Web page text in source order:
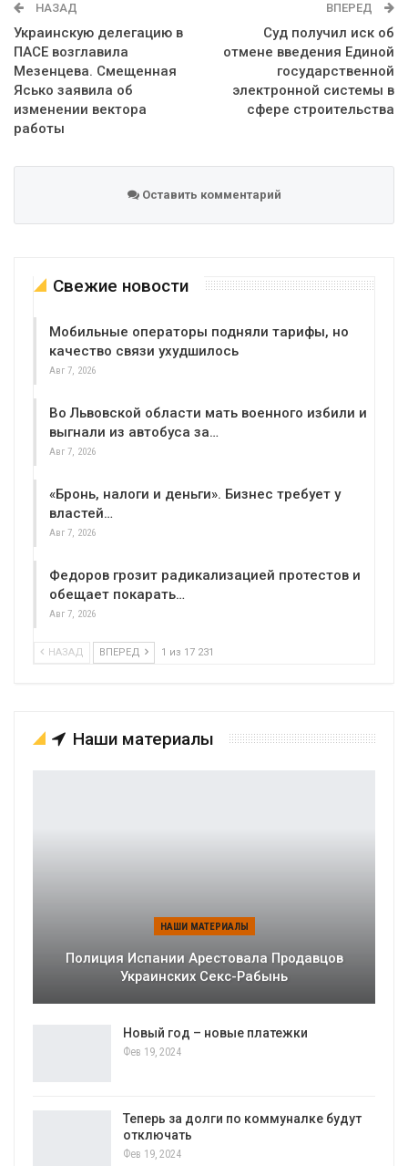
НАЗАД
Украинскую делегацию в
ПАСЕ возглавила
Мезенцева. Смещенная
Ясько заявила об
изменении вектора
работы
ВПЕРЕД
Суд получил иск об
отмене введения Единой
государственной
электронной системы в
сфере строительства
Оставить комментарий
Свежие новости
Мобильные операторы подняли тарифы, но
качество связи ухудшилось
Авг 7, 2026
Во Львовской области мать военного избили и
выгнали из автобуса за…
Авг 7, 2026
«Бронь, налоги и деньги». Бизнес требует у
властей…
Авг 7, 2026
Федоров грозит радикализацией протестов и
обещает покарать…
Авг 7, 2026
НАЗАД ВПЕРЕД 1 из 17 231
Наши материалы
НАШИ МАТЕРИАЛЫ
Полиция Испании Арестовала Продавцов
Украинских Секс-Рабынь
Новый год – новые платежки
Фев 19, 2024
Теперь за долги по коммуналке будут
отключать
Фев 19, 2024